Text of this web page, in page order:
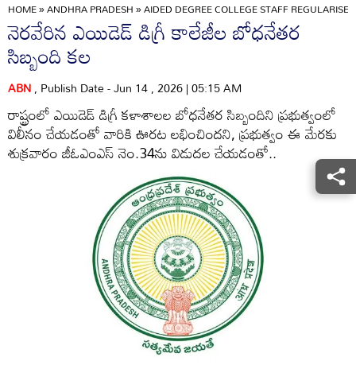
HOME»ANDHRA PRADESH»AIDED DEGREE COLLEGE STAFF
నెరవేరిన ఎయిడెడ్‌ డిగ్రీ కాలేజీల బోధనేతర
సిబ్బంది కల
ABN, Publish Date - Jun 14 , 2026 | 05:15 AM
రాష్ట్రంలో ఎయిడెడ్‌ డిగ్రీ కళాశాలల బోధనేతర సిబ్బందిని ప్రభుత్వంలో
విలీనం చేయడంతో వారికి ఊరట లభించిందని, ప్రభుత్వం ఈ మేరకు
శుక్రవారం జీఓఎంఎస్‌ నెం.34ను విడుదల చేయడంతో..